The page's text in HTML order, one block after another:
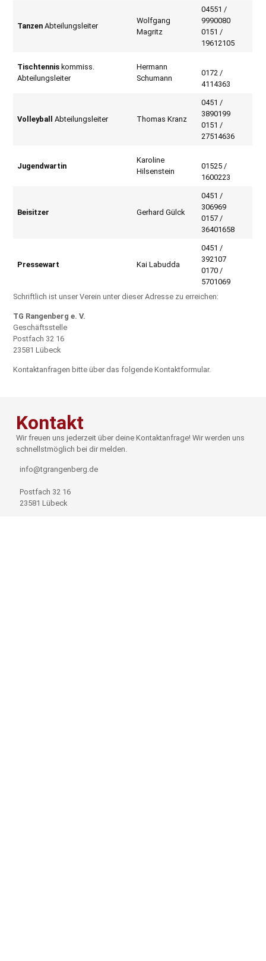
TanzenAbteilungsleiter
Wolfgang
Magritz
04551 /
9990080
0151 /
19612105
Tischtenniskommiss.
Abteilungsleiter
Hermann
Schumann
0172 /
4114363
Volleyball Abteilungsleiter Thomas Kranz
0451 /
3890199
0151 /
27514636
Jugendwartin
Karoline
Hilsenstein
01525 /
1600223
Beisitzer Gerhard Gülck
0451 /
306969
0157 /
36401658
Pressewart Kai Labudda
0451 /
392107
0170 /
5701069
Schriftlich ist unser Verein unter dieser Adresse zu erreichen:
TG Rangenberg e. V.
Geschäftsstelle
Postfach 32 16
23581 Lübeck
Kontaktanfragen bitte über das folgende Kontaktformular.
Kontakt
Wir freuen uns jederzeit über deine Kontaktanfrage! Wir werden uns
schnellstmöglich bei dir melden.
info@tgrangenberg.de
Postfach 32 16
23581 Lübeck